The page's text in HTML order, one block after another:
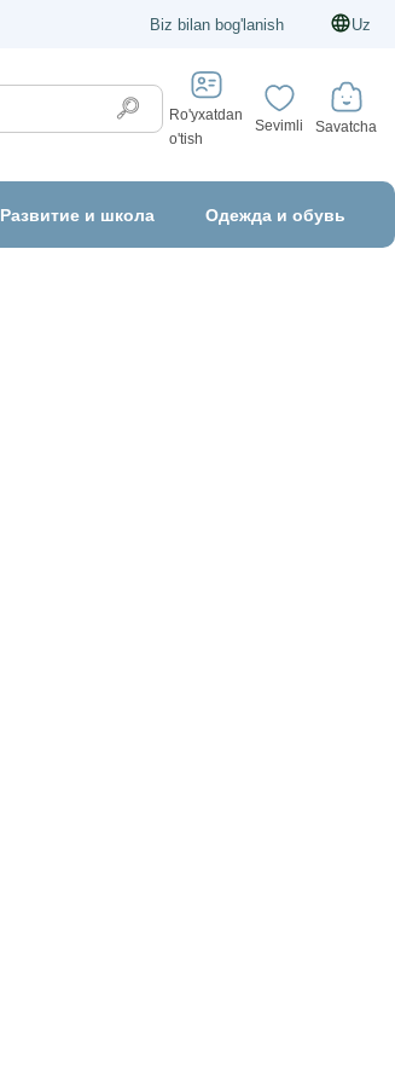
Biz bilan bog'lanish Uz
Ro'yxatdan
o'tish
Sevimli Savatcha
Развитие и школа Одежда и обувь